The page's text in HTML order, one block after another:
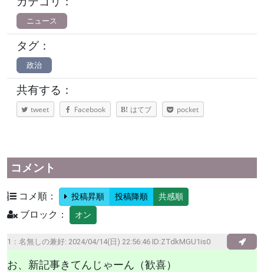
ニュース
タグ：
政治
共有する：
tweet Facebook はてブ pocket
コメント
コメ順： 投稿昇順 投稿降順 共感順
ブロック： オン
1： 名無しの兼好: 2024/04/14(日) 22:56:46 ID:ZTdkMGU1is0
お、新記事きてんじゃーん（歓喜）